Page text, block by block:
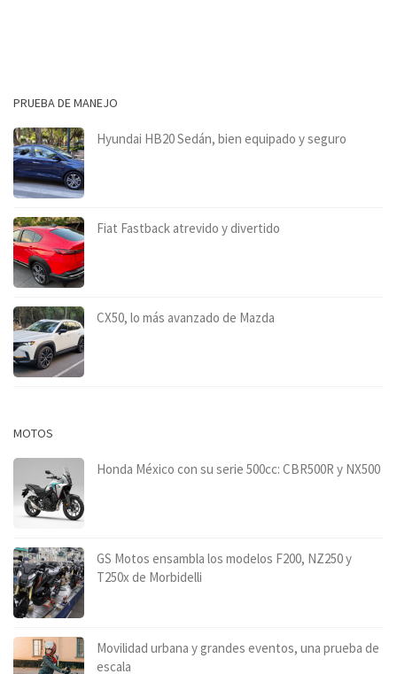
PRUEBA DE MANEJO
Hyundai HB20 Sedán, bien equipado y seguro
Fiat Fastback atrevido y divertido
CX50, lo más avanzado de Mazda
MOTOS
Honda México con su serie 500cc: CBR500R y NX500
GS Motos ensambla los modelos F200, NZ250 y
T250x de Morbidelli
Movilidad urbana y grandes eventos, una prueba de
escala